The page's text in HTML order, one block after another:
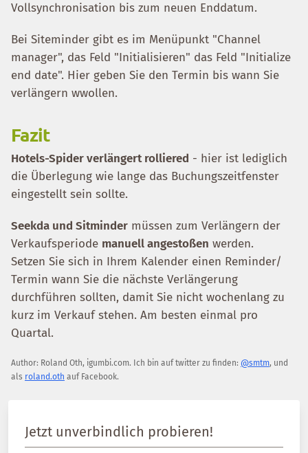
Vollsynchronisation bis zum neuen Enddatum.
Bei Siteminder gibt es im Menüpunkt "Channel
manager", das Feld "Initialisieren" das Feld "Initialize
end date". Hier geben Sie den Termin bis wann Sie
verlängern wwollen.
Fazit
Hotels-Spider verlängert rolliered - hier ist lediglich
die Überlegung wie lange das Buchungszeitfenster
eingestellt sein sollte.
Seekda und Sitminder müssen zum Verlängern der
Verkaufsperiode manuell angestoßen werden.
Setzen Sie sich in Ihrem Kalender einen Reminder/
Termin wann Sie die nächste Verlängerung
durchführen sollten, damit Sie nicht wochenlang zu
kurz im Verkauf stehen. Am besten einmal pro
Quartal.
Author: Roland Oth, igumbi.com. Ich bin auf twitter zu finden: @smtm, und
als roland.oth auf Facebook.
Jetzt unverbindlich probieren!